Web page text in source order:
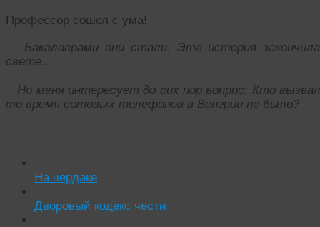
Профессор сошел с ума!
Бакалаврами они стали. Эта история
свете…
Но меня интересует до сих пор вопрос: Кто
то время сотовых телефонов в Венгрии не было?
На чердаке
Дворовый кодекс чести